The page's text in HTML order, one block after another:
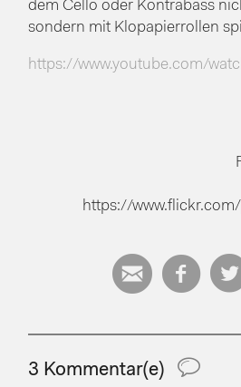
dem Cello oder Kontrabass
sondern mit Klopapierrollen
https://www.youtube.com/
https://
 
3 Kommentar(e)